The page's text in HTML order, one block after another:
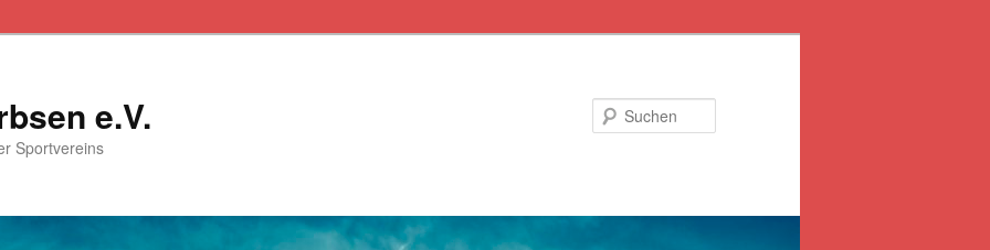
e.V.
Sportvereins